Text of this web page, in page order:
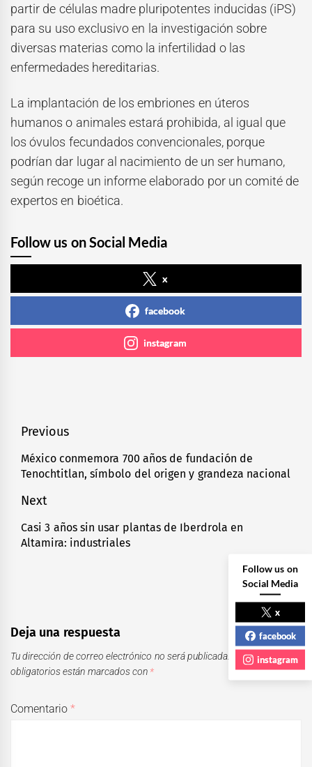
partir de células madre pluripotentes inducidas (iPS)
para su uso exclusivo en la investigación sobre
diversas materias como la infertilidad o las
enfermedades hereditarias.
La implantación de los embriones en úteros
humanos o animales estará prohibida, al igual que
los óvulos fecundados convencionales, porque
podrían dar lugar al nacimiento de un ser humano,
según recoge un informe elaborado por un comité de
expertos en bioética.
Follow us on Social Media
x
facebook
instagram
Navegación
de
entradas
Previous
Previous
post:
México conmemora 700 años de fundación de
Tenochtitlan, símbolo del origen y grandeza nacional
Next
Next
post:
Casi 3 años sin usar plantas de Iberdrola en
Altamira: industriales
Deja una respuesta
Tu dirección de correo electrónico no será publicada.
Los campos
obligatorios están marcados con *
Comentario*
Follow us on
Social Media
x
facebook
instagram